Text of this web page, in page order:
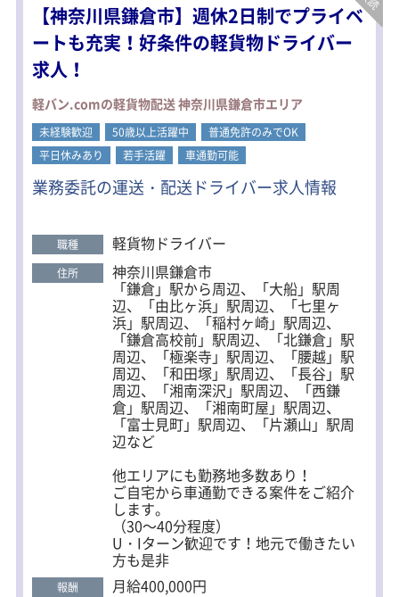
【神奈川県鎌倉市】週休2日制でプライベ
ートも充実！好条件の軽貨物ドライバー
求人！
軽バン.comの軽貨物配送 神奈川県鎌倉市エリア
未経験歓迎 50歳以上活躍中
普通免許のみでOK
平日休みあり
若手活躍 車通勤可能
業務委託の運送・配送ドライバー求人情報
職種 軽貨物ドライバー
住所 神奈川県鎌倉市
「鎌倉」駅から周辺、「大船」駅周
辺、「由比ヶ浜」駅周辺、「七里ヶ
浜」駅周辺、「稲村ヶ崎」駅周辺、
「鎌倉高校前」駅周辺、「北鎌倉」駅
周辺、「極楽寺」駅周辺、「腰越」駅
周辺、「和田塚」駅周辺、「長谷」駅
周辺、「湘南深沢」駅周辺、「西鎌
倉」駅周辺、「湘南町屋」駅周辺、
「富士見町」駅周辺、「片瀬山」駅周
辺など
他エリアにも勤務地多数あり！
ご自宅から車通勤できる案件をご紹介
します。
（30～40分程度）
U・Iターン歓迎です！地元で働きたい
方も是非
報酬 月給400,000円